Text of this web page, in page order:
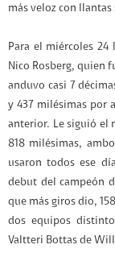
más veloz con llantas
Para el miércoles 24
Nico Rosberg, quien
anduvo casi 7
y 437 milésimas por
anterior. Le siguió el
818 milésimas,
usaron todos ese
debut del campeón
que más giros dio,
dos equipos
Valtteri Bottas de